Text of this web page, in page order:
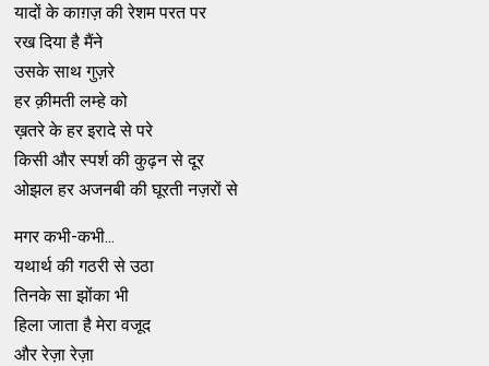
यादों के काग़ज़ की रेशम परत पर
रख दिया है मैंने
उसके साथ गुज़रे
हर क़ीमती लम्हे को
ख़तरे के हर इरादे से परे
किसी और स्पर्श की कुढ़न से दूर
ओझल हर अजनबी की घूरती नज़रों से
मगर कभी-कभी...
यथार्थ की गठरी से उठा
तिनके सा झोंका भी
हिला जाता है मेरा वजूद
और रेज़ा रेज़ा